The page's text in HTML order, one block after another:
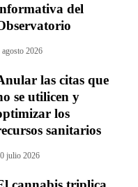
del
agosto 2026
las citas que
se utilicen y
los
sanitarios
julio 2026